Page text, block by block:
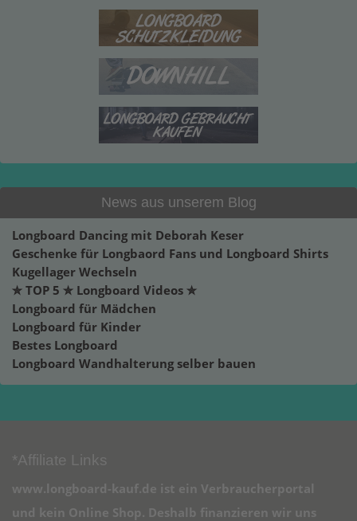
News aus unserem Blog
Longboard Dancing mit Deborah Keser
Geschenke für Longbaord Fans und Longboard Shirts
Kugellager Wechseln
✮ TOP 5 ✮ Longboard Videos ✮
Longboard für Mädchen
Longboard für Kinder
Bestes Longboard
Longboard Wandhalterung selber bauen
*Affiliate Links
www.longboard-kauf.de ist ein Verbraucherportal
und kein Online Shop. Deshalb finanzieren wir uns